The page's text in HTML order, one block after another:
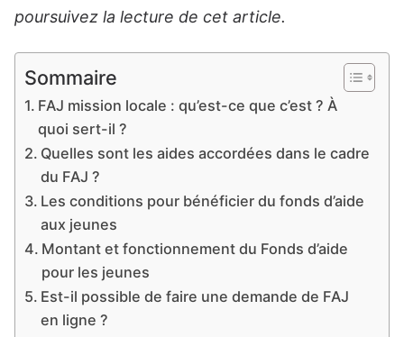
poursuivez la lecture de cet article.
Sommaire
FAJ mission locale : qu’est-ce que c’est ? À
quoi sert-il ?
Quelles sont les aides accordées dans le cadre
du FAJ ?
Les conditions pour bénéficier du fonds d’aide
aux jeunes
Montant et fonctionnement du Fonds d’aide
pour les jeunes
Est-il possible de faire une demande de FAJ
en ligne ?